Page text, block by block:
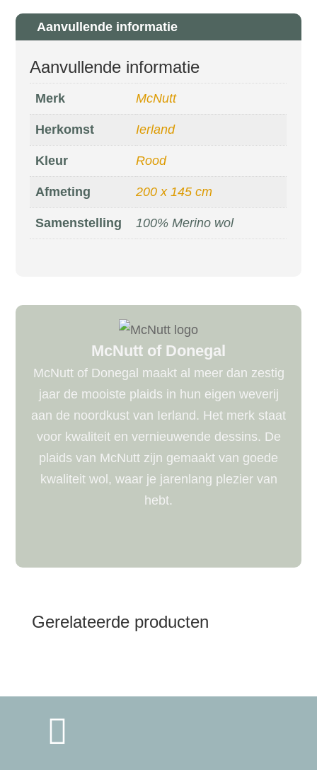
Aanvullende informatie
Aanvullende informatie
Merk McNutt
Herkomst Ierland
Kleur Rood
Afmeting 200 x 145 cm
Samenstelling 100% Merino wol
McNutt of Donegal
McNutt of Donegal maakt al meer dan zestig
jaar de mooiste plaids in hun eigen weverij
aan de noordkust van Ierland. Het merk staat
voor kwaliteit en vernieuwende dessins. De
plaids van McNutt zijn gemaakt van goede
kwaliteit wol, waar je jarenlang plezier van
hebt.
Gerelateerde producten
